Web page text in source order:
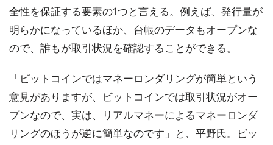
全性を保証する要素の1つと言える。例えば、発行量が
明らかになっているほか、台帳のデータもオープンな
ので、誰もが取引状況を確認することができる。
「ビットコインではマネーロンダリングが簡単という
意見がありますが、ビットコインでは取引状況がオー
プンなので、実は、リアルマネーによるマネーロンダ
リングのほうが逆に簡単なのです」と、平野氏。ビッ